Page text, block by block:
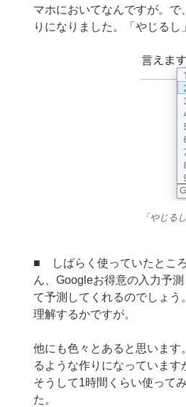
マホにおいてなんですが。
りになりました。「やじるし
「やじる
■ しばらく使っていたとこ
ん、Googleお得意の入力予
て予測してくれるのでしょ
理解するかですが。
他にも色々とあると思いま
るような作りになっています
そうして1時間くらい使って
た。